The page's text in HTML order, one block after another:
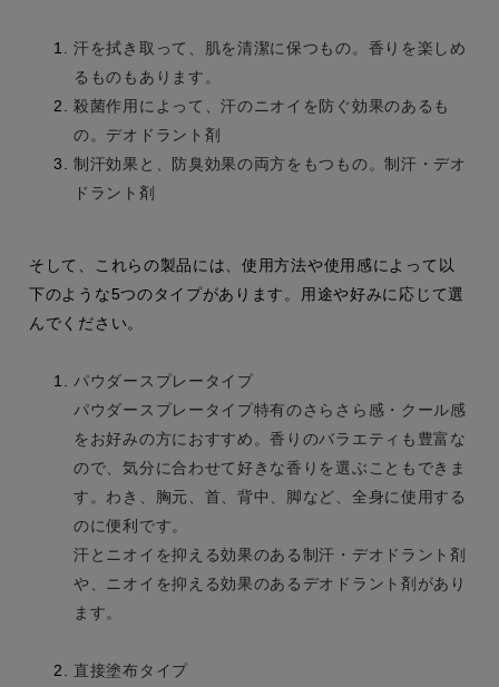
汗を拭き取って、肌を清潔に保つもの。香りを楽しめ
るものもあります。
殺菌作用によって、汗のニオイを防ぐ効果のあるも
の。デオドラント剤
制汗効果と、防臭効果の両方をもつもの。制汗・デオ
ドラント剤
そして、これらの製品には、使用方法や使用感によって以
下のような5つのタイプがあります。用途や好みに応じて選
んでください。
パウダースプレータイプ
パウダースプレータイプ特有のさらさら感・クール感
をお好みの方におすすめ。香りのバラエティも豊富な
ので、気分に合わせて好きな香りを選ぶこともできま
す。わき、胸元、首、背中、脚など、全身に使用する
のに便利です。
汗とニオイを抑える効果のある制汗・デオドラント剤
や、ニオイを抑える効果のあるデオドラント剤があり
ます。
直接塗布タイプ